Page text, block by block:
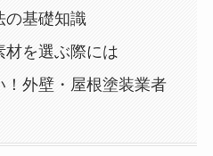
の基礎知識
材を選ぶ際には
！外壁・屋根塗装業者